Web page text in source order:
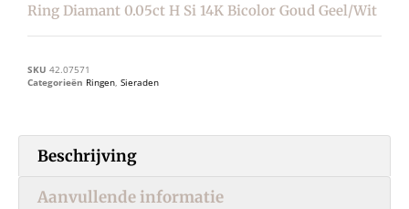
Ring Diamant 0.05ct H Si 14K Bicolor Goud Geel/wit
SKU 42.07571
Categorieën Ringen, Sieraden
Beschrijving
Aanvullende informatie